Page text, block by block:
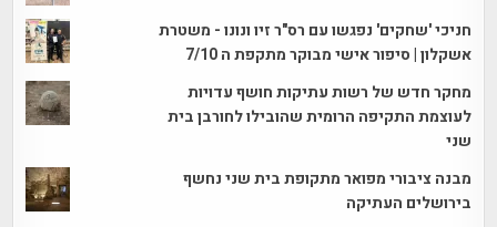
חניכי 'שחקים' נפגשו עם רס"ר זיו ונונו - משטרת
אשקלון | סיפור אישי מבוקר מתקפת ה 7/10
מחקר חדש של רשות עתיקות חושף עדויות
לעוצמת התקיפה הרומית שהובילו לחורבן בית
שני
מבנה ציבורי מפואר מתקופת בית שני נחשף
בירושלים העתיקה